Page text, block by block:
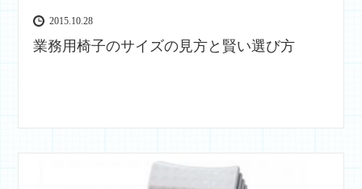
2015.10.28
業務用椅子のサイズの見方と賢い選び方